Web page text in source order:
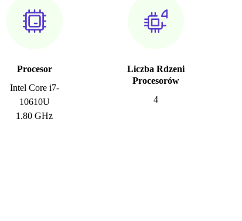
Procesor
Intel Core i7-
10610U
1.80 GHz
Liczba Rdzeni
Procesorów
4